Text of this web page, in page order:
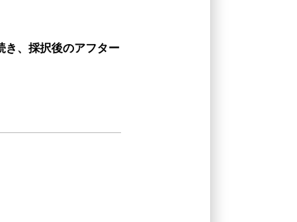
き、採択後のアフター